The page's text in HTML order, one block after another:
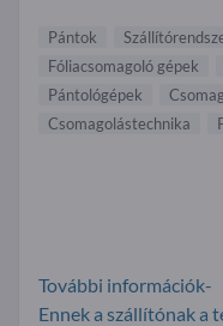
Pántok
Fóliacsomagoló gépek
Pántológépek
Csomagolástechnika
További információk-
Ennek a szállítónak a